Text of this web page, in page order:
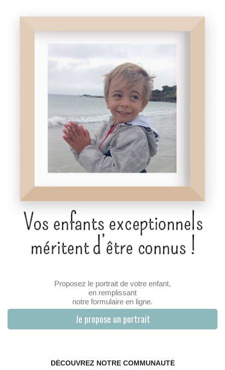
Proposez le portrait de votre enfant,
en remplissant
notre formulaire en ligne.
Je propose un portrait
DÉCOUVREZ NOTRE COMMUNAUTÉ